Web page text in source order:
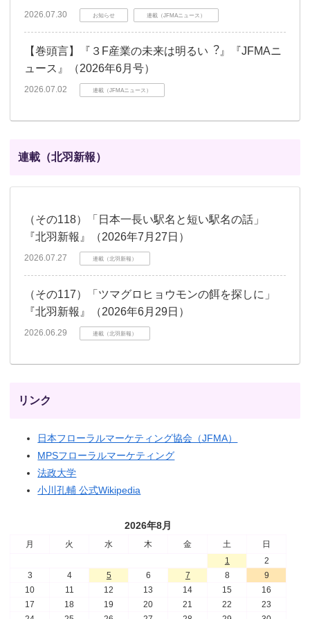
2026.07.30 お知らせ 連載（JFMAニュース）
【巻頭言】『３F産業の未来は明るい︖』『JFMAニ
ュース』（2026年6月号）
2026.07.02 連載（JFMAニュース）
連載（北羽新報）
（その118）「日本一長い駅名と短い駅名の話」
『北羽新報』（2026年7月27日）
2026.07.27 連載（北羽新報）
（その117）「ツマグロヒョウモンの餌を探しに」
『北羽新報』（2026年6月29日）
2026.06.29 連載（北羽新報）
リンク
日本フローラルマーケティング協会（JFMA）
MPSフローラルマーケティング
法政大学
小川孔輔 公式Wikipedia
2026年8月
月 火 水 木 金 土
日
1
2
3
4 5 6 7 8
9
10
11 12 13 14 15
16
17
18 19 20 21 22
23